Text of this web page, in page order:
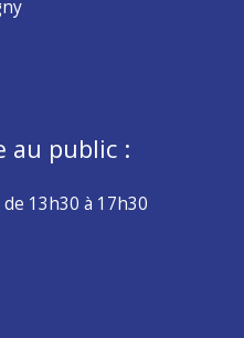
au public :
13h30 à 17h30